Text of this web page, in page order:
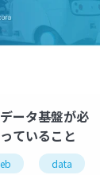
ータ基盤が必
ていること
data